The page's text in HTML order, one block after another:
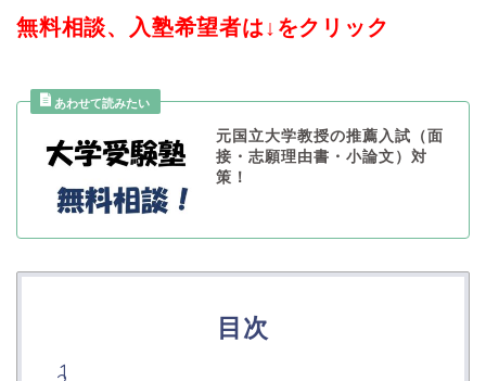
無料相談、入塾希望者は↓をクリック
元国立大学教授の推薦入試（面
接・志願理由書・小論文）対
策！
目次